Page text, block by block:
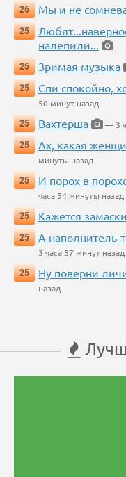
26 Мы и не
25
налепили...
—
25
Зримая музыка
25
Спи спокойно,
50 минут назад
25
Вахтерша
— 3
25
Ах, какая
минуты назад
25
И порох в
часа 54 минуты назад
25
Кажется
25
А наполнитель-
3 часа 57 минут назад
25
Ну поверни
назад